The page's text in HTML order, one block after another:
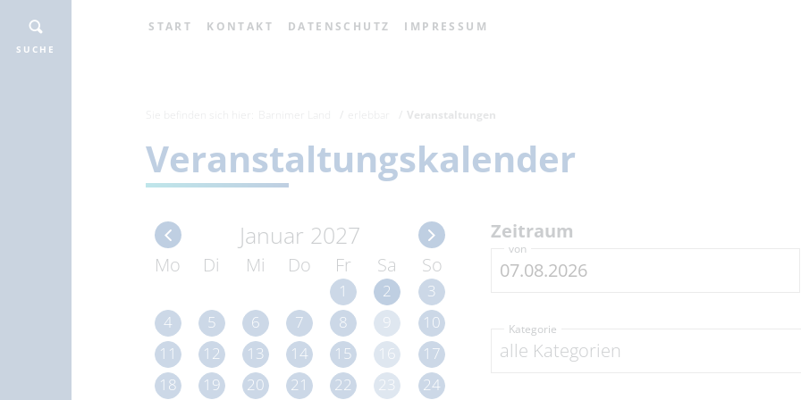
START KONTAKT DATENSCHUTZ IMPRESSUM
SUCHE
Veranstaltungen
Veranstaltungskalender
Januar 2027
Mo Di Mi Do Fr Sa So
1 2
3
4
5 6 7 8 9
10
11
12 13 14 15 16
17
18
19 20 21 22 23 24
Zeitraum
von
alle Kategorien
Kategorie